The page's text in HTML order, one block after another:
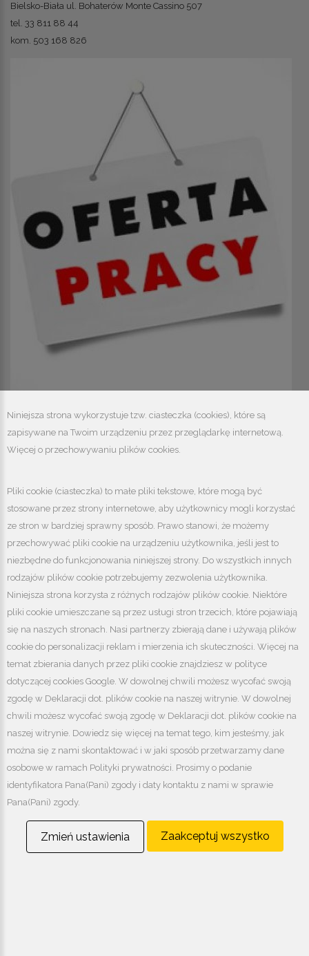
Niniejsza strona wykorzystuje tzw. ciasteczka (cookies), które są
zapisywane na Twoim urządzeniu przez przeglądarkę internetową.
Więcej o przechowywaniu plików cookies.
Pliki cookie (ciasteczka) to małe pliki tekstowe, które mogą być
stosowane przez strony internetowe, aby użytkownicy mogli korzystać
ze stron w bardziej sprawny sposób. Prawo stanowi, że możemy
przechowywać pliki cookie na urządzeniu użytkownika, jeśli jest to
niezbędne do funkcjonowania niniejszej strony. Do wszystkich innych
rodzajów plików cookie potrzebujemy zezwolenia użytkownika.
Niniejsza strona korzysta z różnych rodzajów plików cookie. Niektóre
pliki cookie umieszczane są przez usługi stron trzecich, które pojawiają
się na naszych stronach. Nasi partnerzy zbierają dane i używają plików
cookie do personalizacji reklam i mierzenia ich skuteczności. Więcej na
temat zbierania danych przez pliki cookie znajdziesz w polityce
dotyczącej cookies Google. W dowolnej chwili możesz wycofać swoją
zgodę w Deklaracji dot. plików cookie na naszej witrynie. W dowolnej
chwili możesz wycofać swoją zgodę w Deklaracji dot. plików cookie na
naszej witrynie. Dowiedz się więcej na temat tego, kim jesteśmy, jak
można się z nami skontaktować i w jaki sposób przetwarzamy dane
osobowe w ramach Polityki prywatności. Prosimy o podanie
identyfikatora Pana(Pani) zgody i daty kontaktu z nami w sprawie
Pana(Pani) zgody.
Zmień ustawienia Zaakceptuj wszystko
Bielsko-Biała ul. Bohaterów Monte Cassino 507
tel. 33 811 88 44
kom. 503 168 826
HURTOWNIA WENTYLACJI I
KLIMATYZACJI
UL. BOHATERÓW MONTE CASSINO 507
43-382 BIELSKO-BIAŁA
.
KONTAKT
biuro@budorex-air.com
Tel:+48 33 811 88 44
Fax:+48 33 810 15 18